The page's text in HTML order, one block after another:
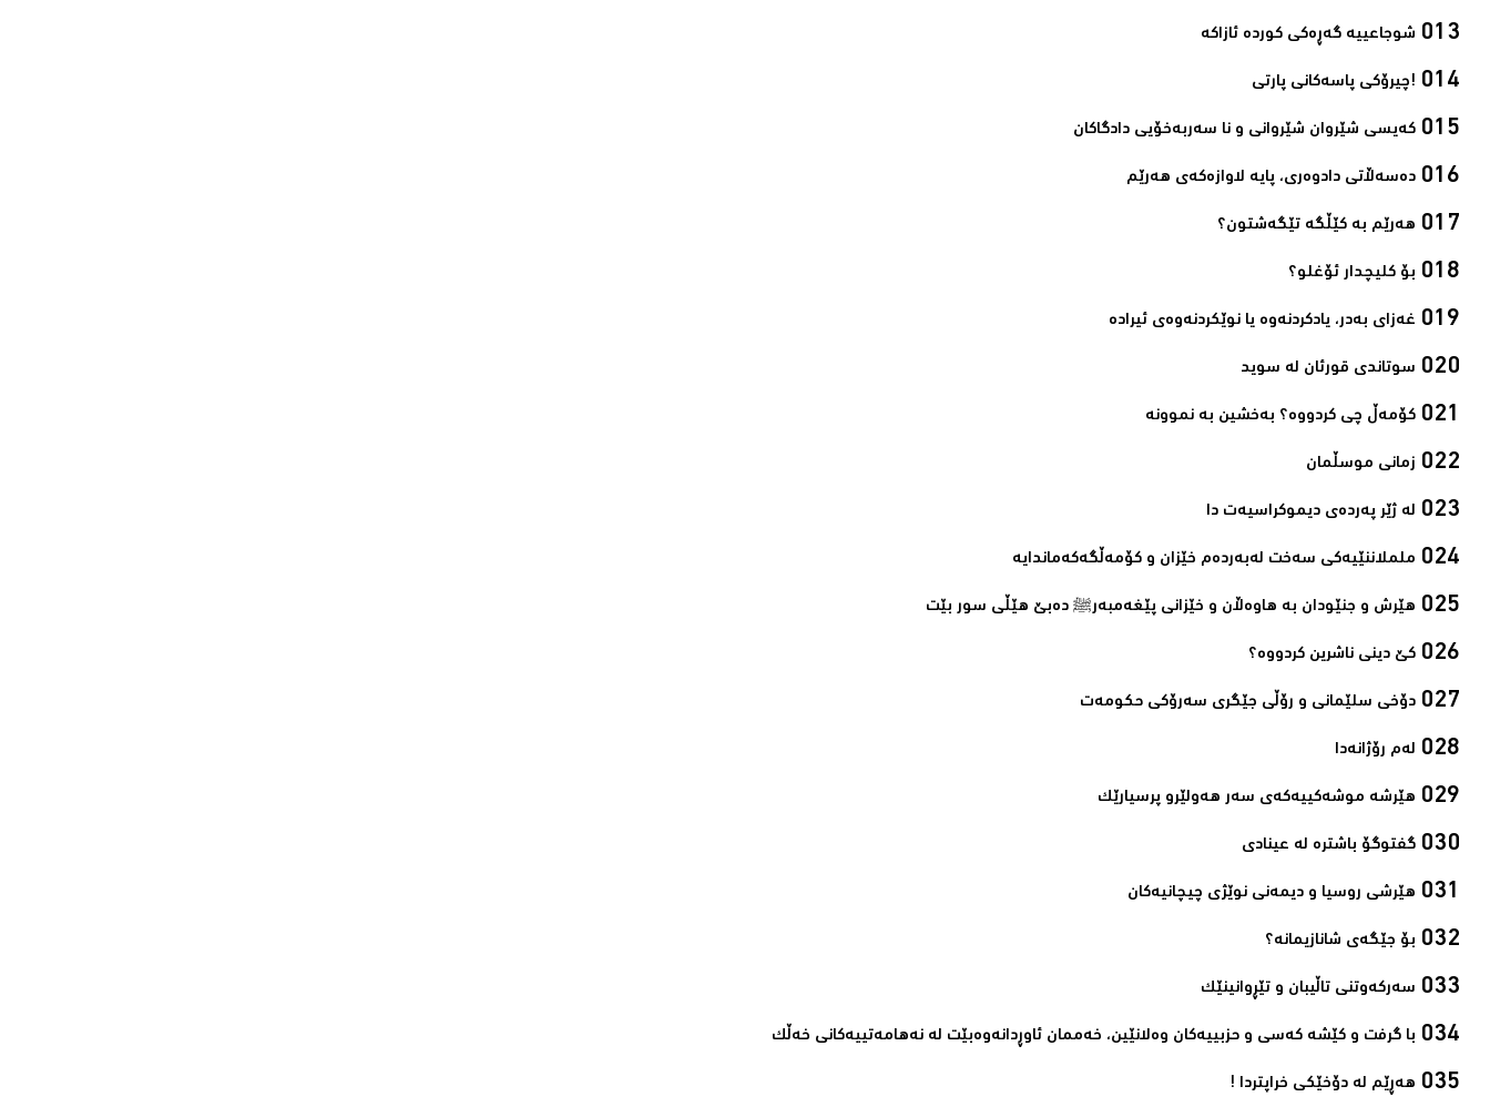
شوجاعییە گەڕەکی کوردە ئازاکە‌
!چیرۆکی پاسەکانی پارتی‌
کەیسی شێروان شێروانی و نا سەربەخۆیی دادگاکان‌
دەسەڵاتی دادوەری، پایه‌ لاوازه‌كەی هه‌رێم‌
ھەرێم بە کێڵگە تێگەشتون؟‌
بۆ کلیچدار ئۆغلو؟‌
غەزای بەدر، یادکردنەوە یا نوێکردنەوەی ئیرادە‌
سوتاندى قورئان لە سوید‌
کۆمەڵ چی کردووە؟ بەخشین بە نموونە‌
زمانی موسڵمان‌
لە ژێر پەردەی دیموکراسیەت دا‌
ململاننێیەكی سەخت لەبەردەم خێزان و كۆمەڵگەكەماندایە‌
ھێرش و جنێودان بە ھاوەڵان و خێزانی پێغەمبەرﷺ دەبێ ھێڵی سور بێت‌
کێ دینی ناشرین کردووە؟ ‌
دۆخی سلێمانی و رۆڵی جێگری سەرۆکی حکومەت‌
لەم رۆژانەدا ‌
هێرشە موشەکییەکەی سەر هەولێرو پرسیارێک‌
گفتوگۆ باشترە لە عینادی‌
ھێرشی روسیا و دیمەنی نوێژی چیچانیەکان‌
بۆ جێگەی شانازیمانە؟‌
سەرکەوتنی تاڵیبان و تێڕوانینێک‌
با گرفت و كێشه‌ كه‌سی و حزبییه‌كان وه‌لانێین، خه‌ممان ئاوڕدانه‌وه‌بێت له‌ نه‌هامه‌تییه‌كانی خه‌ڵك‌
ھەڕێم لە دۆخێکی خراپتردا !‌